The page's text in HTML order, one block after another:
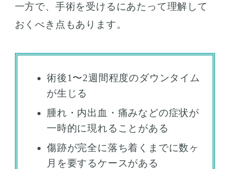
一方で、手術を受けるにあたって理解して
おくべき点もあります。
術後1〜2週間程度のダウンタイム
が生じる
腫れ・内出血・痛みなどの症状が
一時的に現れることがある
傷跡が完全に落ち着くまでに数ヶ
月を要するケースがある